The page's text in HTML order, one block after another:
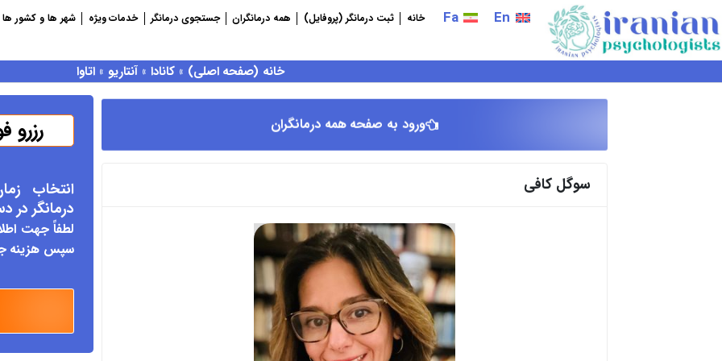
به
محتوا
En
Fa خانه ثبت درمانگر (پروفایل) همه درمانگران جستجوی درمانگر خدمات ویژه شهر ها و کشور ها
خانه (صفحه اصلی) »کانادا» آنتاریو »اتاوا
ورود به صفحه همه درمانگران
سوگل کافی
رزرو
انتخاب
درمانگر در
لطفاً جهت
سپس هزینه